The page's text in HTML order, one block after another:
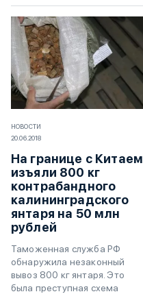
НОВОСТИ
20.06.2018
На границе с Китаем
изъяли 800 кг
контрабандного
калининградского
янтаря на 50 млн
рублей
Таможенная служба РФ
обнаружила незаконный
вывоз 800 кг янтаря. Это
была преступная схема